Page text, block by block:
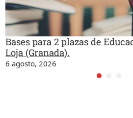
Bases para 2 plazas de
Loja (Granada).
6 agosto, 2026